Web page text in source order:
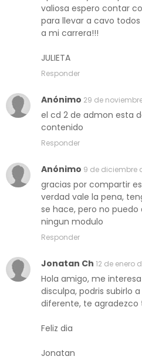
valiosa espero contar
para llevar a cavo
a mi carrera!!!
JULIETA
Responder
Anónimo 29 de
el cd 2 de admon esta
contenido
Responder
Anónimo 9 de diciembre
gracias por compartir
verdad vale la pena,
se hace, pero no
ningun modulo
Responder
Jonatan Ch 12 de enero
Hola amigo, me
disculpa, podris subirlo
diferente, te agradezco
Feliz dia
Jonatan